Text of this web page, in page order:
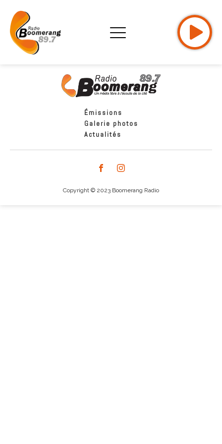
Émissions
Galerie photos
Actualités
Copyright © 2023 Boomerang Radio